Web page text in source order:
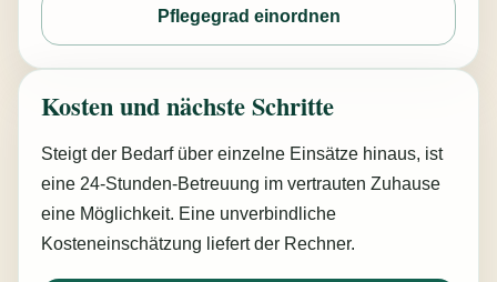
Pflegegrad einordnen
Kosten und nächste Schritte
Steigt der Bedarf über einzelne Einsätze hinaus, ist
eine 24-Stunden-Betreuung im vertrauten Zuhause
eine Möglichkeit. Eine unverbindliche
Kosteneinschätzung liefert der Rechner.